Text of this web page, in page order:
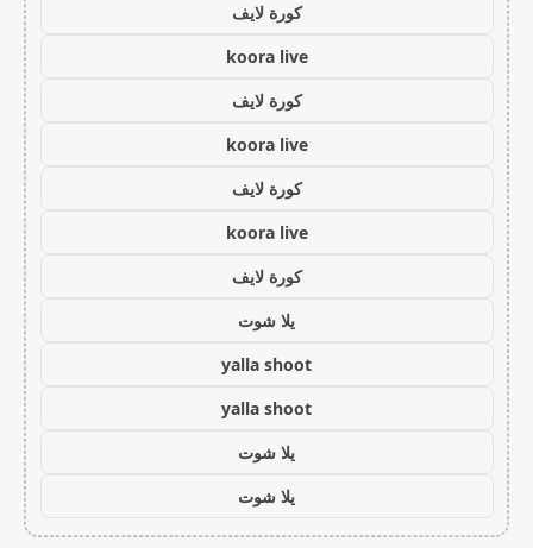
كورة لايف
koora live
كورة لايف
koora live
كورة لايف
koora live
كورة لايف
يلا شوت
yalla shoot
yalla shoot
يلا شوت
يلا شوت